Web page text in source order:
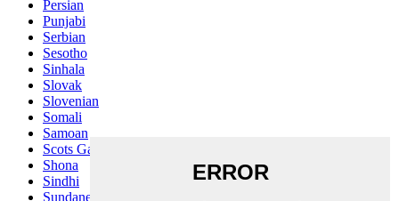
Persian
Punjabi
Serbian
Sesotho
Sinhala
Slovak
Slovenian
Somali
Samoan
Scots Gaelic
Shona
Sindhi
Sundanese